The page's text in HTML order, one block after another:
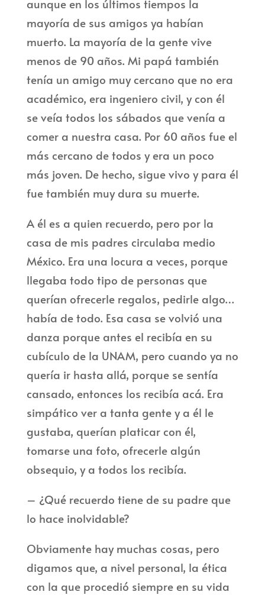
aunque en los últimos tiempos la
mayoría de sus amigos ya habían
muerto. La mayoría de la gente vive
menos de 90 años. Mi papá también
tenía un amigo muy cercano que no era
académico, era ingeniero civil, y con él
se veía todos los sábados que venía a
comer a nuestra casa. Por 60 años fue el
más cercano de todos y era un poco
más joven. De hecho, sigue vivo y para él
fue también muy dura su muerte.
A él es a quien recuerdo, pero por la
casa de mis padres circulaba medio
México. Era una locura a veces, porque
llegaba todo tipo de personas que
querían ofrecerle regalos, pedirle algo…
había de todo. Esa casa se volvió una
danza porque antes el recibía en su
cubículo de la UNAM, pero cuando ya no
quería ir hasta allá, porque se sentía
cansado, entonces los recibía acá. Era
simpático ver a tanta gente y a él le
gustaba, querían platicar con él,
tomarse una foto, ofrecerle algún
obsequio, y a todos los recibía.
– ¿Qué recuerdo tiene de su padre que
lo hace inolvidable?
Obviamente hay muchas cosas, pero
digamos que, a nivel personal, la ética
con la que procedió siempre en su vida